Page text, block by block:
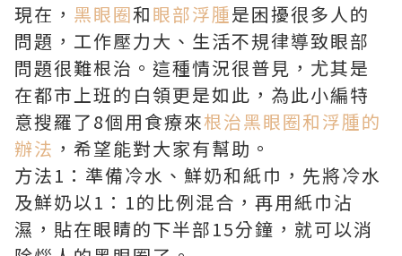
現在， 黑眼圈和眼部浮腫是困擾很多人的
問題，工作壓力大、生活不規律導致眼部
問題很難根治。這種情況很普見，尤其是
在都市上班的白領更是如此，為此小編特
意搜羅了8個用食療來根治黑眼圈和浮腫的
辦法 ，希望能對大家有幫助。
方法1：準備冷水、鮮奶和紙巾，先將冷水
及鮮奶以1：1的比例混合，再用紙巾沾
濕，貼在眼睛的下半部15分鐘，就可以消